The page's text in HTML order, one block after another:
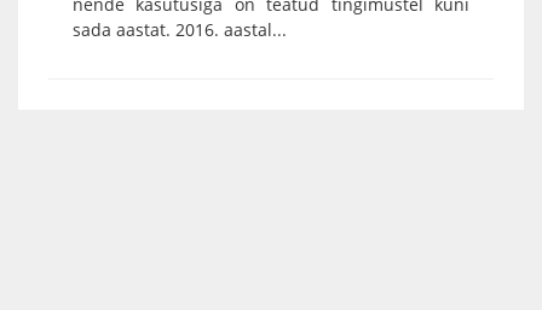
sada aastat. 2016. aastal...